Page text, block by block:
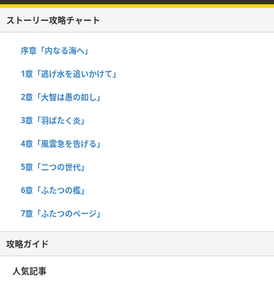
ストーリー攻略チャート
序章「内なる海へ」
1章「逃げ水を追いかけて」
2章「大智は愚の如し」
3章「羽ばたく炎」
4章「風雲急を告げる」
5章「二つの世代」
6章「ふたつの檻」
7章「ふたつのページ」
攻略ガイド
人気記事